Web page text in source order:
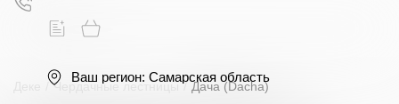
Чердачные лестницы / Дача (Dacha)
Ваш регион: Самарская область